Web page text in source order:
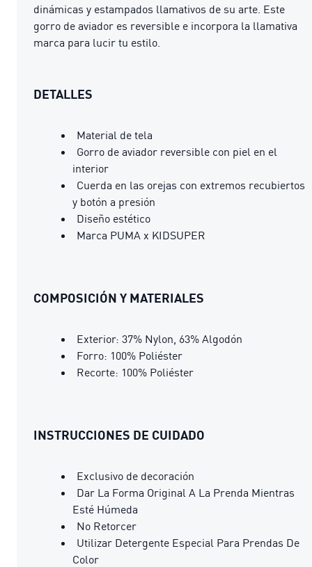
dinámicas y estampados llamativos de su arte. Este
gorro de aviador es reversible e incorpora la llamativa
marca para lucir tu estilo.
DETALLES
Material de tela
Gorro de aviador reversible con piel en el
interior
Cuerda en las orejas con extremos recubiertos
y botón a presión
Diseño estético
Marca PUMA x KIDSUPER
COMPOSICIÓN Y MATERIALES
Exterior: 37% Nylon, 63% Algodón
Forro: 100% Poliéster
Recorte: 100% Poliéster
INSTRUCCIONES DE CUIDADO
Exclusivo de decoración
Dar La Forma Original A La Prenda Mientras
Esté Húmeda
No Retorcer
Utilizar Detergente Especial Para Prendas De
Color